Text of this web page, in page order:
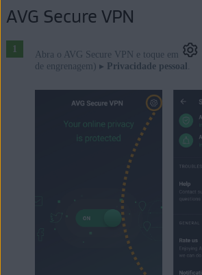
AVG Secure VPN
Abra o AVG Secure VPN e toque em
de engrenagem) ▸ Privacidade pessoal